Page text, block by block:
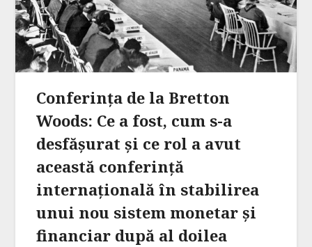
Conferința de la Bretton
Woods: Ce a fost, cum s-a
desfășurat și ce rol a avut
această conferință
internațională în stabilirea
unui nou sistem monetar și
financiar după al doilea